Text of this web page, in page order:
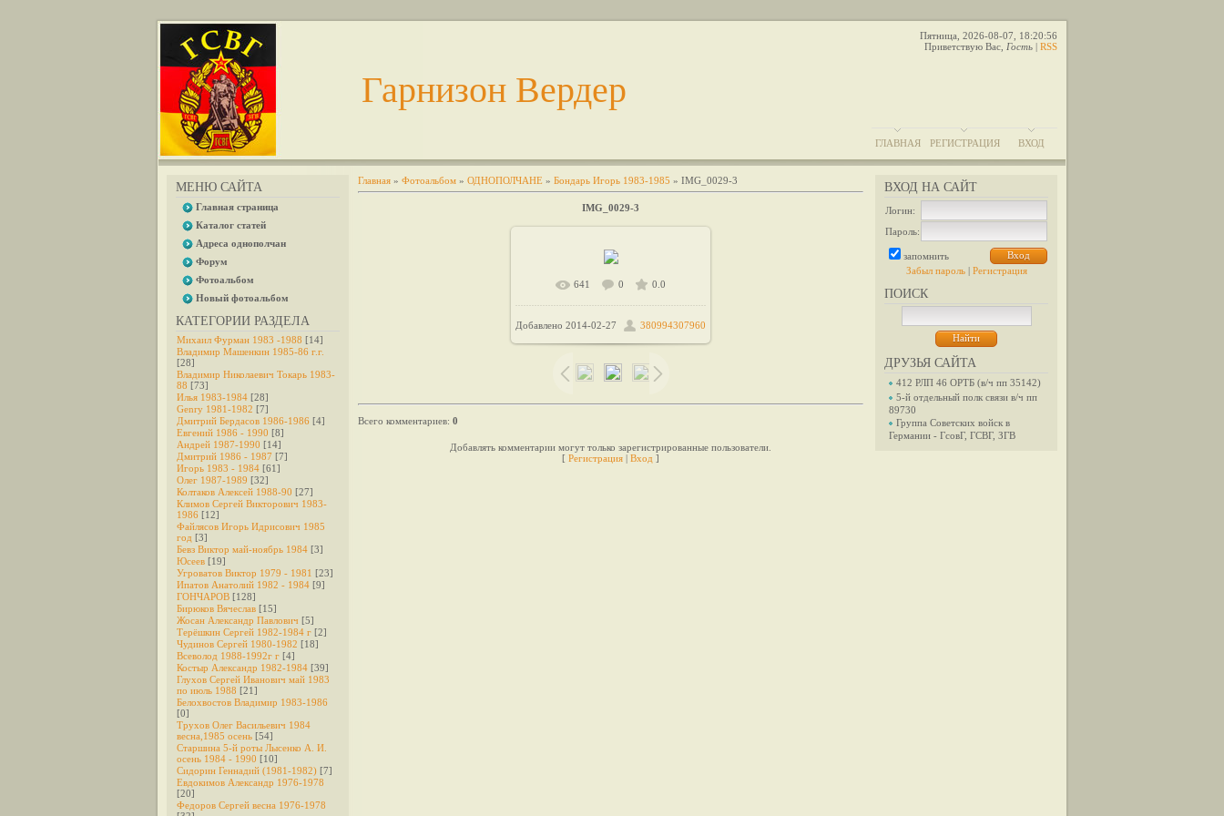
Гарнизон Вердер
Пятница, 2026-08-07, 18:20:56
Приветствую Вас Гость | RSS
ГЛАВНАЯ РЕГИСТРАЦИЯ ВХОД
МЕНЮ САЙТА
Главная страница
Каталог статей
Адреса однополчан
Форум
Фотоальбом
Новый фотоальбом
КАТЕГОРИИ РАЗДЕЛА
Михаил Фурман 1983 -1988 [14]
Владимир Машенкин 1985-86 г.г.
[28]
Владимир Николаевич Токарь 1983-
88 [73]
Илья 1983-1984 [28]
Genry 1981-1982 [7]
Дмитрий Бердасов 1986-1986 [4]
Евгений 1986 - 1990 [8]
Андрей 1987-1990 [14]
Дмитрий 1986 - 1987 [7]
Игорь 1983 - 1984 [61]
Олег 1987-1989 [32]
Колтаков Алексей 1988-90 [27]
Климов Сергей Викторович 1983-
1986 [12]
Файлясов Игорь Идрисович 1985
год [3]
Бевз Виктор май-ноябрь 1984 [3]
Юсеев [19]
Угроватов Виктор 1979 - 1981 [23]
Ипатов Анатолий 1982 - 1984 [9]
ГОНЧАРОВ [128]
Бирюков Вячеслав [15]
Жосан Александр Павлович [5]
Терёшкин Сергей 1982-1984 г [2]
Чудинов Сергей 1980-1982 [18]
Всеволод 1988-1992г г [4]
Костыр Александр 1982-1984 [39]
Глухов Сергей Иванович май 1983
по июль 1988 [21]
Белохвостов Владимир 1983-1986
[0]
Трухов Олег Васильевич 1984
весна,1985 осень [54]
Старшина 5-й роты Лысенко А. И.
осень 1984 - 1990 [10]
Сидорин Геннадий (1981-1982) [7]
Евдокимов Александр 1976-1978
[20]
Федоров Cергей весна 1976-1978
ВХОД НА САЙТ
Логин:
Пароль:
запомнить
Забыл пароль| Регистрация
ПОИСК
ДРУЗЬЯ САЙТА
412 РЛП 46 ОРТБ (в/ч пп 35142)
5-й отдельный полк связи в/ч пп
89730
Группа Советских войск в
Германии - ГсовГ, ГСВГ, ЗГВ
Главная » Фотоальбом » ОДНОПОЛЧАНЕ » Бондарь Игорь 1983-1985 » IMG_0029-3
IMG_0029-3
В реальном размере 853x1209
/ 99.5Kb
641 0 0.0
Добавлено 2014-02-27 380994307960
Всего комментариев: 0
Добавлять комментарии могут только зарегистрированные пользователи.
[ Регистрация | Вход ]